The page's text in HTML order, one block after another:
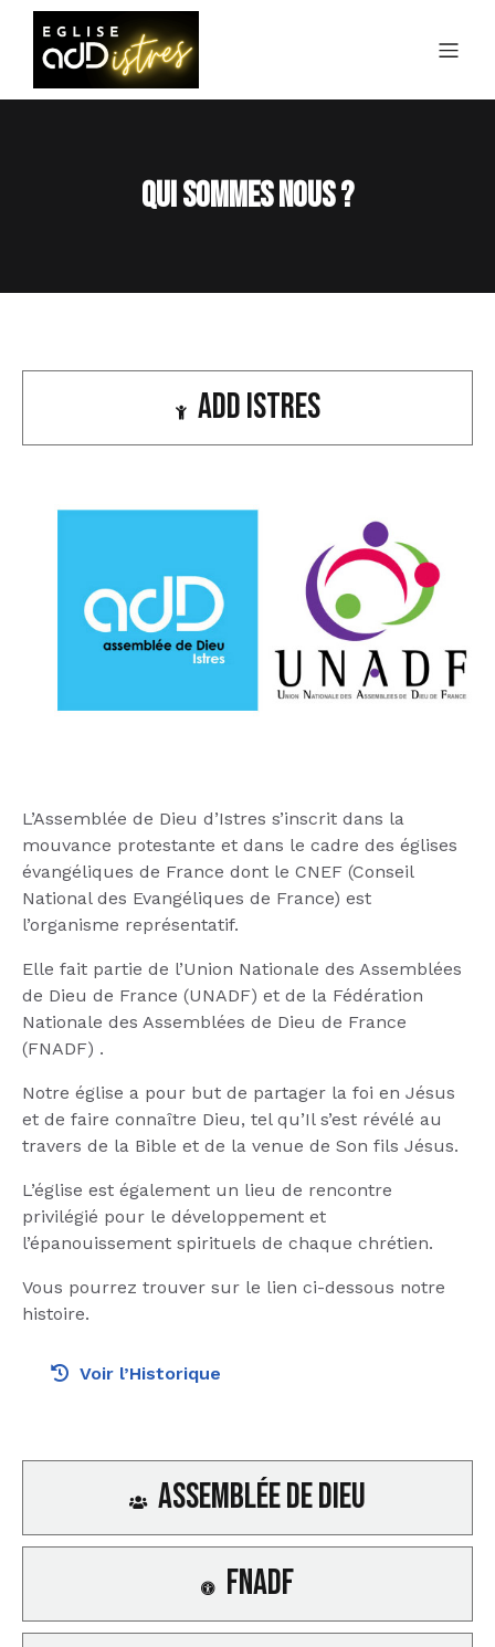
Qui sommes nous ?
ADD Istres
L’Assemblée de Dieu d’Istres s’inscrit dans la
mouvance protestante et dans le cadre des églises
évangéliques de France dont le CNEF (Conseil
National des Evangéliques de France) est
l’organisme représentatif.
Elle fait partie de l’Union Nationale des Assemblées
de Dieu de France (UNADF) et de la Fédération
Nationale des Assemblées de Dieu de France
(FNADF) .
Notre église a pour but de partager la foi en Jésus
et de faire connaître Dieu, tel qu’Il s’est révélé au
travers de la Bible et de la venue de Son fils Jésus.
L’église est également un lieu de rencontre
privilégié pour le développement et
l’épanouissement spirituels de chaque chrétien.
Vous pourrez trouver sur le lien ci-dessous notre
histoire.
Voir l’Historique
Assemblée de Dieu
FNADF